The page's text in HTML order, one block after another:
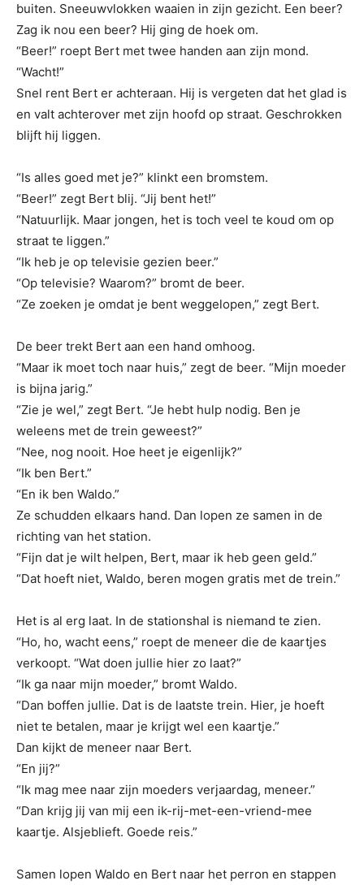
buiten. Sneeuwvlokken waaien in zijn gezicht. Een beer?
Zag ik nou een beer? Hij ging de hoek om.
“Beer!” roept Bert met twee handen aan zijn mond.
“Wacht!”
Snel rent Bert er achteraan. Hij is vergeten dat het glad is
en valt achterover met zijn hoofd op straat. Geschrokken
blijft hij liggen.
“Is alles goed met je?” klinkt een bromstem.
“Beer!” zegt Bert blij. “Jij bent het!”
“Natuurlijk. Maar jongen, het is toch veel te koud om op
straat te liggen.”
“Ik heb je op televisie gezien beer.”
“Op televisie? Waarom?” bromt de beer.
“Ze zoeken je omdat je bent weggelopen,” zegt Bert.
De beer trekt Bert aan een hand omhoog.
“Maar ik moet toch naar huis,” zegt de beer. “Mijn moeder
is bijna jarig.”
“Zie je wel,” zegt Bert. “Je hebt hulp nodig. Ben je
weleens met de trein geweest?”
“Nee, nog nooit. Hoe heet je eigenlijk?”
“Ik ben Bert.”
“En ik ben Waldo.”
Ze schudden elkaars hand. Dan lopen ze samen in de
richting van het station.
“Fijn dat je wilt helpen, Bert, maar ik heb geen geld.”
“Dat hoeft niet, Waldo, beren mogen gratis met de trein.”
Het is al erg laat. In de stationshal is niemand te zien.
“Ho, ho, wacht eens,” roept de meneer die de kaartjes
verkoopt. “Wat doen jullie hier zo laat?”
“Ik ga naar mijn moeder,” bromt Waldo.
“Dan boffen jullie. Dat is de laatste trein. Hier, je hoeft
niet te betalen, maar je krijgt wel een kaartje.”
Dan kijkt de meneer naar Bert.
“En jij?”
“Ik mag mee naar zijn moeders verjaardag, meneer.”
“Dan krijg jij van mij een ik-rij-met-een-vriend-mee
kaartje. Alsjeblieft. Goede reis.”
Samen lopen Waldo en Bert naar het perron en stappen